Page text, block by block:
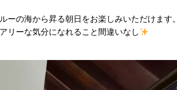
ーの海から昇る朝日をお楽しみいただけます。
リーな気分になれること間違いなし